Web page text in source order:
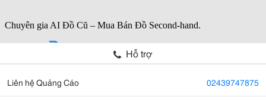
Hỗ trợ
Liên hệ Quảng Cáo 02439747875